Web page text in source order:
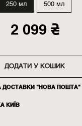
250 мл 500 мл
2 099 ₴
ДОДАТИ У КОШИК
ДОСТАВКИ "НОВА ПОШТА"
КИЇВ